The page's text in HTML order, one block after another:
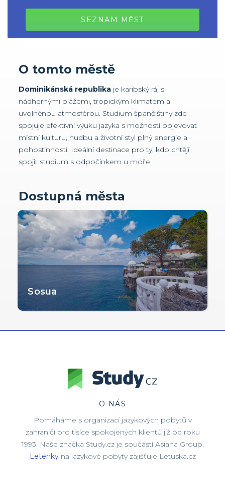
SEZNAM MĚST
O tomto městě
Dominikánská republika je karibský ráj s
nádhernými plážemi, tropickým klimatem a
uvolněnou atmosférou. Studium španělštiny zde
spojuje efektivní výuku jazyka s možností objevovat
místní kulturu, hudbu a životní styl plný energie a
pohostinnosti. Ideální destinace pro ty, kdo chtějí
spojit studium s odpočinkem u moře.
Dostupná města
Sosua
O NÁS
Pomáháme s organizací jazykových pobytů v
zahraničí pro tisíce spokojených klientů již od roku
1993. Naše značka Study.cz je součástí Asiana Group.
Letenkyna jazykové pobyty zajišťuje Letuska.cz